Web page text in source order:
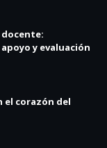
docente:
y evaluación
el corazón del